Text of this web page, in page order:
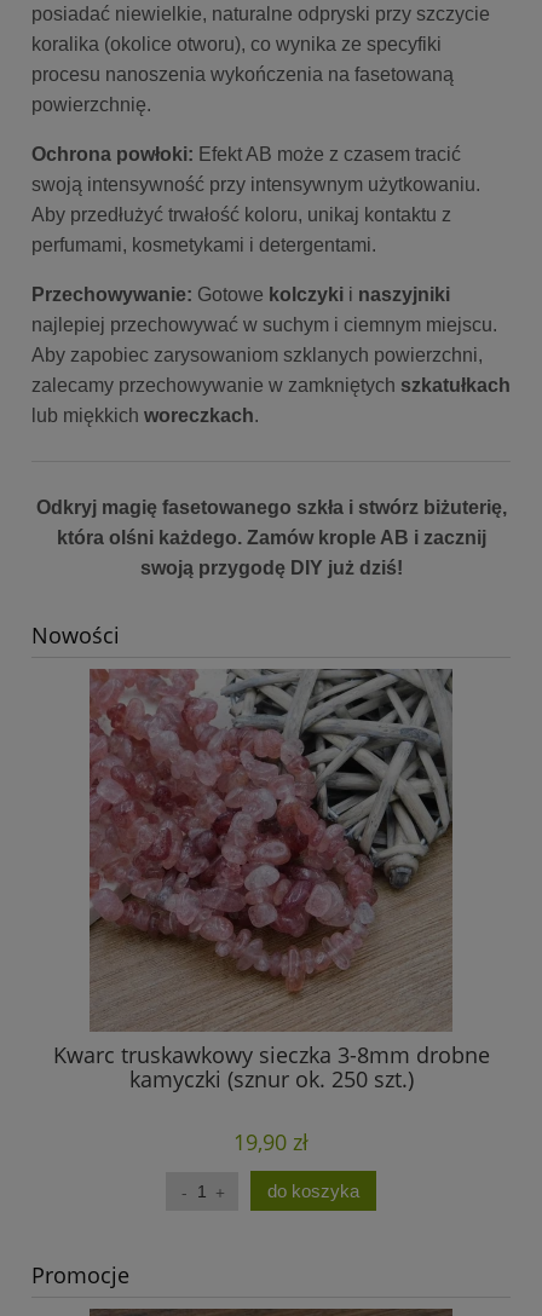
posiadać niewielkie, naturalne odpryski przy szczycie
koralika (okolice otworu), co wynika ze specyfiki
procesu nanoszenia wykończenia na fasetowaną
powierzchnię.
Ochrona powłoki: Efekt AB może z czasem tracić
swoją intensywność przy intensywnym użytkowaniu.
Aby przedłużyć trwałość koloru, unikaj kontaktu z
perfumami, kosmetykami i detergentami.
Przechowywanie: Gotowe kolczyki i naszyjniki
najlepiej przechowywać w suchym i ciemnym miejscu.
Aby zapobiec zarysowaniom szklanych powierzchni,
zalecamy przechowywanie w zamkniętych szkatułkach
lub miękkich woreczkach.
Odkryj magię fasetowanego szkła i stwórz biżuterię,
która olśni każdego. Zamów krople AB i zacznij
swoją przygodę DIY już dziś!
Nowości
Kwarc truskawkowy sieczka 3-8mm drobne
kamyczki (sznur ok. 250 szt.)
19,90 zł
do koszyka
Promocje